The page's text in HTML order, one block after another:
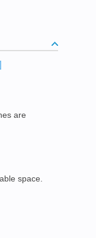
are
space